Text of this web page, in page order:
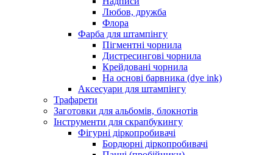
Любов, дружба
Флора
Фарба для штампінгу
Пігментні чорнила
Дистресингові чорнила
Крейдовані чорнила
На основі барвника (dye ink)
Аксесуари для штампінгу
Трафарети
Заготовки для альбомів, блокнотів
Інструменти для скрапбукингу
Фігурні діркопробивачі
Бордюрні діркопробивачі